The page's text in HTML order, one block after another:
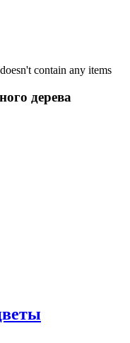
contain any items
дерева